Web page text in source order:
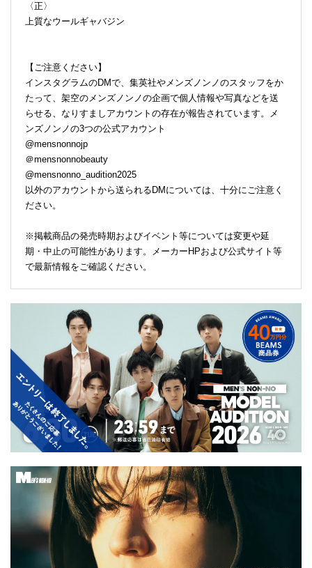
〈正〉
上質なウールギャバジン
【ご注意ください】
インスタグラムのDMで、集英社やメンズノンノのスタッフをか
たって、架空のメンズノンノの企画で個人情報や写真などを送
らせる、なりすましアカウントの存在が報告されています。メ
ンズノンノの3つの公式アカウント
@mensnonnojp
＠mensnonnobeauty
@mensnonno_audition2025
以外のアカウントから送られるDMについては、十分にご注意く
ださい。
※掲載商品の発売時期およびイベント等については変更や延
期・中止の可能性があります。メーカーHPおよび公式サイト等
で最新情報をご確認ください。